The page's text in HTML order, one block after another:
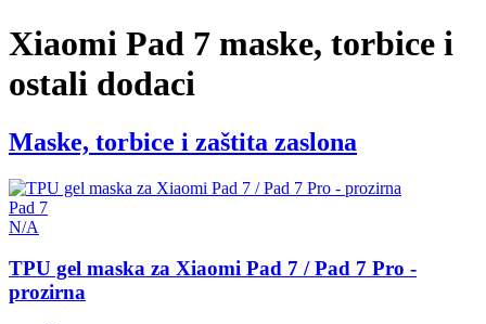
Xiaomi Pad 7 maske, torbice i
ostali dodaci
Maske, torbice i zaštita zaslona
Pad 7
N/A
TPU gel maska za Xiaomi Pad 7 / Pad 7 Pro -
prozirna